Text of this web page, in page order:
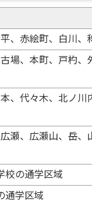
、赤絵町、白川、
場、本町、戸杓
、代々木、北ノ
瀬、広瀬山、岳
校の通学区域
通学区域